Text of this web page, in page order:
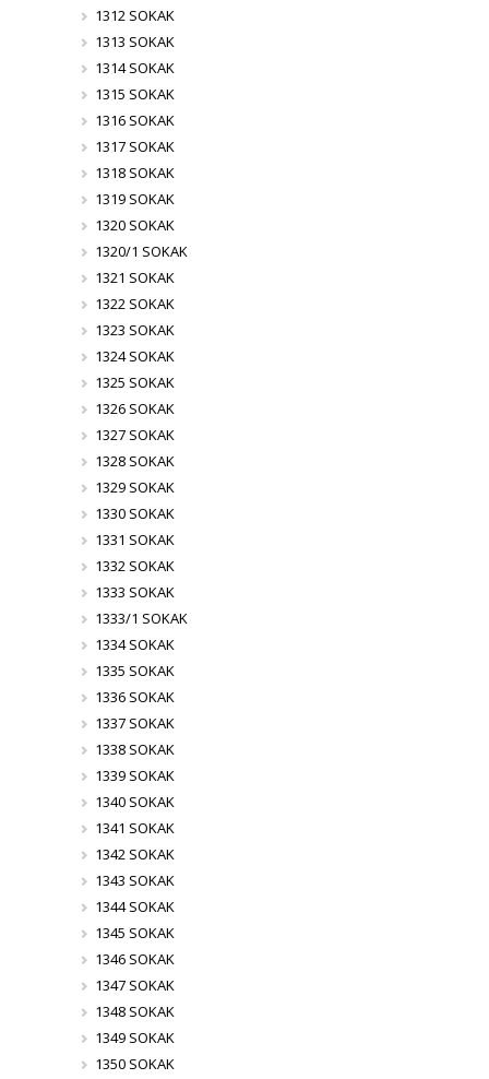
1312 SOKAK
1313 SOKAK
1314 SOKAK
1315 SOKAK
1316 SOKAK
1317 SOKAK
1318 SOKAK
1319 SOKAK
1320 SOKAK
1320/1 SOKAK
1321 SOKAK
1322 SOKAK
1323 SOKAK
1324 SOKAK
1325 SOKAK
1326 SOKAK
1327 SOKAK
1328 SOKAK
1329 SOKAK
1330 SOKAK
1331 SOKAK
1332 SOKAK
1333 SOKAK
1333/1 SOKAK
1334 SOKAK
1335 SOKAK
1336 SOKAK
1337 SOKAK
1338 SOKAK
1339 SOKAK
1340 SOKAK
1341 SOKAK
1342 SOKAK
1343 SOKAK
1344 SOKAK
1345 SOKAK
1346 SOKAK
1347 SOKAK
1348 SOKAK
1349 SOKAK
1350 SOKAK